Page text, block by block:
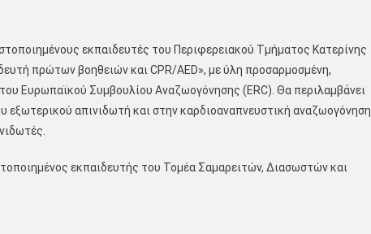
εκπαιδευτές του Περιφερειακού Τμήματος Κατερίνης
πρώτων βοηθειών και CPR/AED», με ύλη προσαρμοσμένη,
Ευρωπαϊκού Συμβουλίου Αναζωογόνησης (ERC). Θα περιλαμβάνει
απινιδωτή και στην καρδιοαναπνευστική αναζωογόνηση
εκπαιδευτής του Τομέα Σαμαρειτών, Διασωστών και